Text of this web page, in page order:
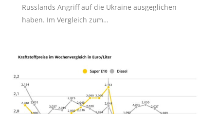
Russlands Angriff auf die Ukraine ausgeglichen
haben. Im Vergleich zum…